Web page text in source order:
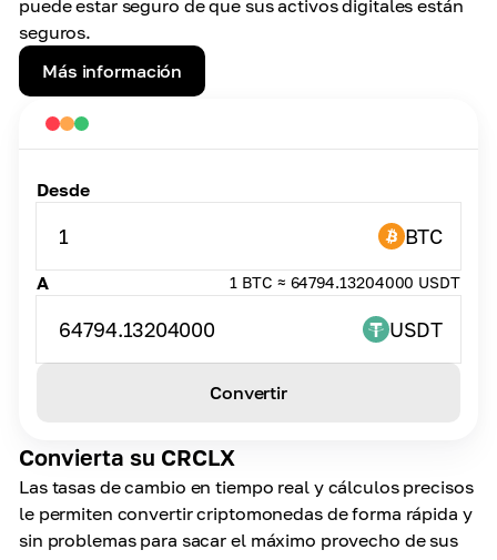
puede estar seguro de que sus activos digitales están
seguros.
Más información
Convierta su CRCLX
Las tasas de cambio en tiempo real y cálculos precisos
le permiten convertir criptomonedas de forma rápida y
sin problemas para sacar el máximo provecho de sus
Desde
1 BTC
A 1 BTC ≈ 64794.13204000 USDT
64794.13204000 USDT
Convertir